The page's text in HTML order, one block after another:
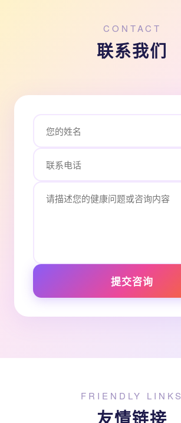
CONTACT
联系我们
提交咨询
FRIENDLY LINKS
友情链接